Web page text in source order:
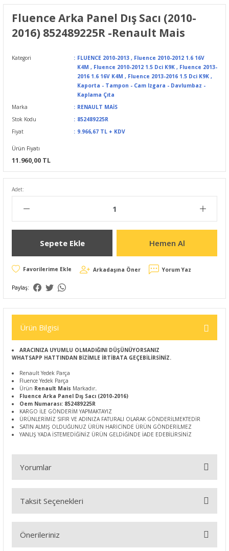
Fluence Arka Panel Dış Sacı (2010-
2016) 852489225R -Renault Mais
Kategori FLUENCE 2010-2013 , Fluence 2010-2012 1.6 16V
K4M , Fluence 2010-2012 1.5 Dci K9K , Fluence 2013-
2016 1.6 16V K4M , Fluence 2013-2016 1.5 Dci K9K ,
Kaporta - Tampon - Cam Izgara - Davlumbaz -
Kaplama Çıta
Marka
RENAULT MAİS
Stok Kodu
852489225R
Fiyat
9.966,67 TL + KDV
Ürün Fiyatı
11.960,00 TL
Adet:
Sepete Ekle Hemen Al
Arkadaşına Öner Yorum Yaz
Paylaş:
Ürün Bilgisi
ARACINIZA UYUMLU OLMADIĞINI DÜŞÜNÜYORSANIZ
WHATSAPP HATTINDAN BİZİMLE İRTİBATA GEÇEBİLİRSİNİZ.
Renault Yedek Parça
Fluence Yedek Parça
Ürün Renault Mais Markadır.
Fluence Arka Panel Dış Sacı (2010-2016)
Oem Numarası: 852489225R
KARGO İLE GÖNDERİM YAPMAKTAYIZ
ÜRÜNLERİMİZ SIFIR VE ADINIZA FATURALI OLARAK GÖNDERİLMEKTEDİR
SATIN ALMIŞ OLDUĞUNUZ ÜRÜN HARİCİNDE ÜRÜN GÖNDERİLMEZ
YANLIŞ YADA İSTEMEDİĞİNİZ ÜRÜN GELDİĞİNDE İADE EDEBİLİRSİNİZ
Yorumlar
Bu ürüne ilk yorumu siz yapın!
Taksit Seçenekleri
Önerileriniz